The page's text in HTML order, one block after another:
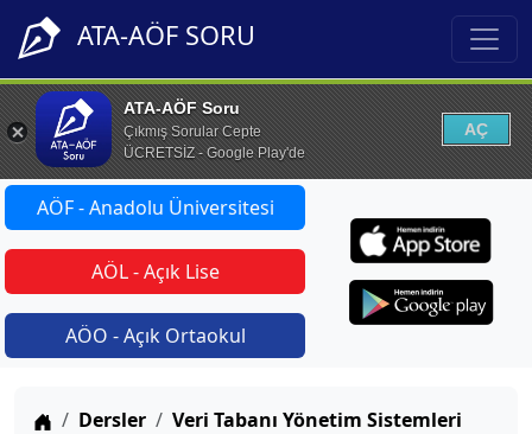
ATA-AÖF SORU
ATA-AÖF Soru
Çıkmış Sorular Cepte
ÜCRETSİZ - Google Play'de
AÇ
AÖF - Anadolu Üniversitesi
AÖL - Açık Lise
AÖO - Açık Ortaokul
Anasayfa
Dersler
Veri Tabanı Yönetim Sistemleri